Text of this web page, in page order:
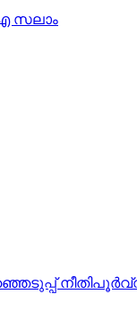
സലാം